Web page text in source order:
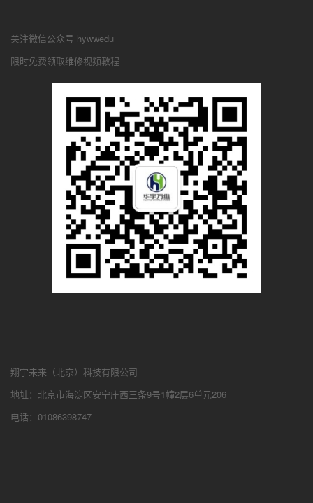
关注微信公众号 hywwedu
限时免费领取维修视频教程
翔宇未来（北京）科技有限公司
地址：北京市海淀区安宁庄西三条9号1幢2层6单元206
电话：01086398747